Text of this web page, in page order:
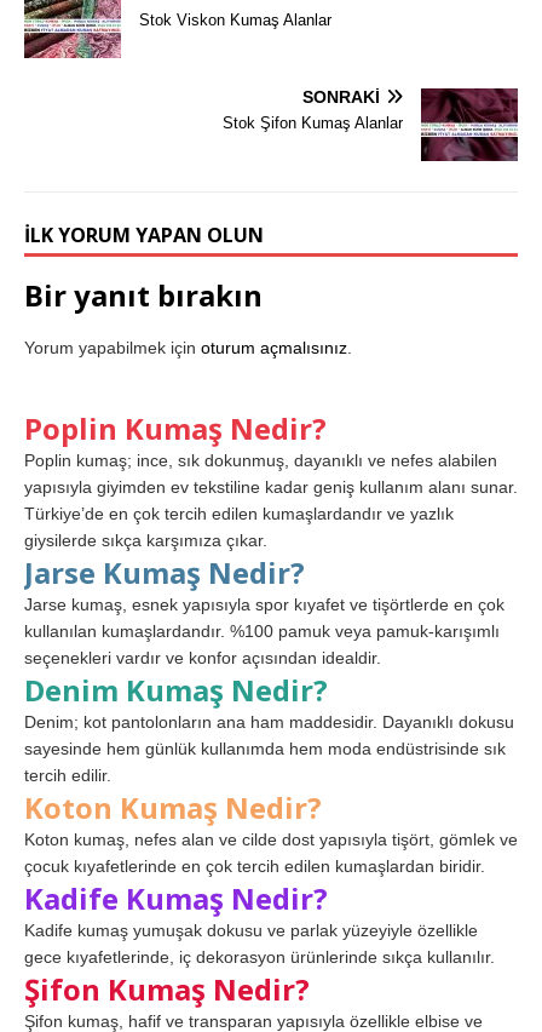
Stok Viskon Kumaş Alanlar
SONRAKI
Stok Şifon Kumaş Alanlar
İLK YORUM YAPAN OLUN
Bir yanıt bırakın
Yorum yapabilmek için oturum açmalısınız
Poplin Kumaş Nedir?
Poplin kumaş; ince, sık dokunmuş, dayanıklı ve nefes alabilen
yapısıyla giyimden ev tekstiline kadar geniş kullanım alanı sunar.
Türkiye’de en çok tercih edilen kumaşlardandır ve yazlık
giysilerde sıkça karşımıza çıkar.
Jarse Kumaş Nedir?
Jarse kumaş, esnek yapısıyla spor kıyafet ve tişörtlerde en çok
kullanılan kumaşlardandır. %100 pamuk veya pamuk-karışımlı
seçenekleri vardır ve konfor açısından idealdir.
Denim Kumaş Nedir?
Denim; kot pantolonların ana ham maddesidir. Dayanıklı dokusu
sayesinde hem günlük kullanımda hem moda endüstrisinde sık
tercih edilir.
Koton Kumaş Nedir?
Koton kumaş, nefes alan ve cilde dost yapısıyla tişört, gömlek ve
çocuk kıyafetlerinde en çok tercih edilen kumaşlardan biridir.
Kadife Kumaş Nedir?
Kadife kumaş yumuşak dokusu ve parlak yüzeyiyle özellikle
gece kıyafetlerinde, iç dekorasyon ürünlerinde sıkça kullanılır.
Şifon Kumaş Nedir?
Şifon kumaş, hafif ve transparan yapısıyla özellikle elbise ve